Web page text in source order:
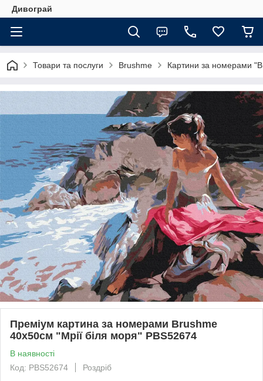
Дивограй
Товари та послуги Brushme Картини за номерами
Преміум картина за номерами Brushme
40x50см "Мрії біля моря" PBS52674
В наявності
Код: PBS52674
Роздріб